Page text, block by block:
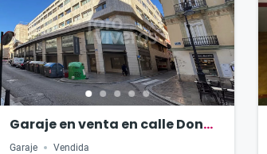
Garaje en venta en calle Don
Juan de Austria
Garaje Vendida